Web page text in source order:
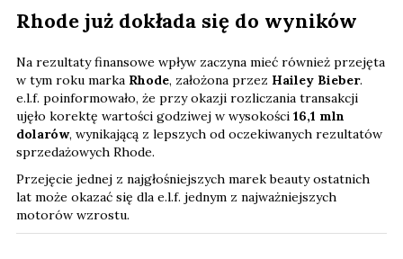
Rhode już dokłada się do wyników
Na rezultaty finansowe wpływ zaczyna mieć również przejęta
w tym roku marka Rhode, założona przez Hailey Bieber.
e.l.f. poinformowało, że przy okazji rozliczania transakcji
ujęło korektę wartości godziwej w wysokości 16,1 mln
dolarów, wynikającą z lepszych od oczekiwanych rezultatów
sprzedażowych Rhode.
Przejęcie jednej z najgłośniejszych marek beauty ostatnich
lat może okazać się dla e.l.f. jednym z najważniejszych
motorów wzrostu.